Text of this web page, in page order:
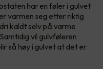
har en føler i gulvet
varmen seg etter riktig
kaldt selv på varme
vil gulvføleren
så høy i gulvet at det er